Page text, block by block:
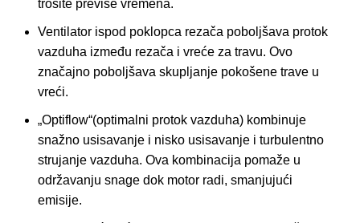
trošite previše vremena.
Ventilator ispod poklopca rezača poboljšava protok
vazduha između rezača i vreće za travu. Ovo
značajno poboljšava skupljanje pokošene trave u
vreći.
„Optiflow“(optimalni protok vazduha) kombinuje
snažno usisavanje i nisko usisavanje i turbulentno
strujanje vazduha. Ova kombinacija pomaže u
održavanju snage dok motor radi, smanjujući
emisije.